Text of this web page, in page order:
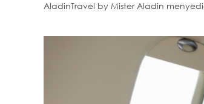
AladinTravel by Mister Aladin